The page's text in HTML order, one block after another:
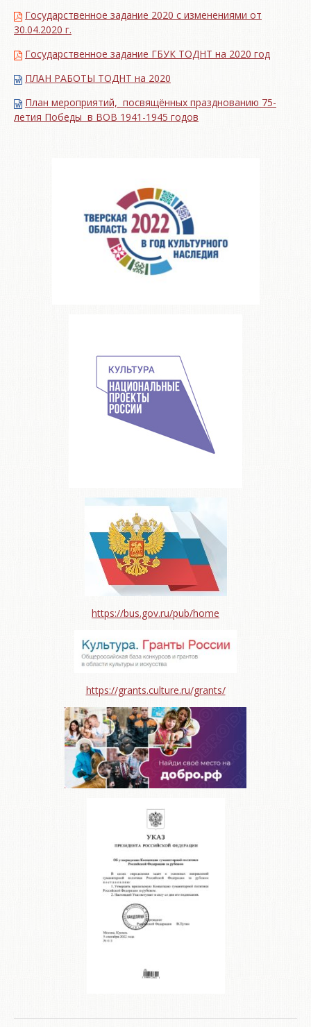
Государственное задание 2020 с изменениями от
30.04.2020 г.
Государственное задание ГБУК ТОДНТ на 2020 год
ПЛАН РАБОТЫ ТОДНТ на 2020
План мероприятий, посвящённых празднованию 75-
летия Победы в ВОВ 1941-1945 годов
https://bus.gov.ru/pub/home
https://grants.culture.ru/grants/